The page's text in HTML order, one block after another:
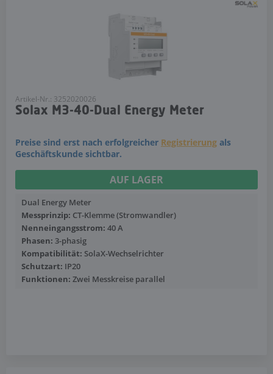
Artikel-Nr.: 3252020026
Solax M3-40-Dual Energy Meter
Preise sind erst nach erfolgreicher Registrierung als
Geschäftskunde sichtbar.
AUF LAGER
Dual Energy Meter
Messprinzip: CT-Klemme (Stromwandler)
Nenneingangsstrom: 40 A
Phasen: 3-phasig
Kompatibilität: SolaX-Wechselrichter
Schutzart: IP20
Funktionen: Zwei Messkreise parallel